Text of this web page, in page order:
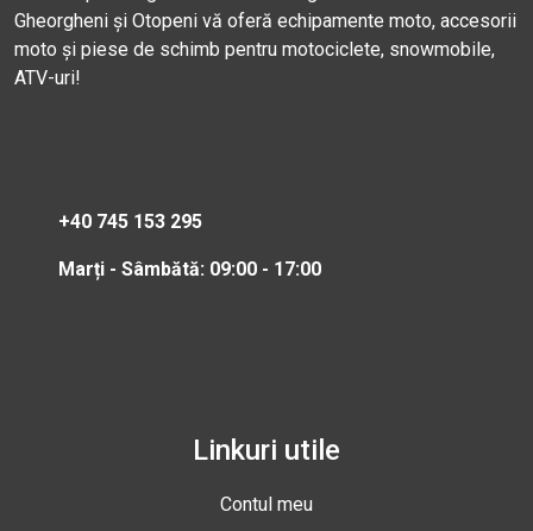
Gheorgheni și Otopeni vă oferă echipamente moto, accesorii
moto și piese de schimb pentru motociclete, snowmobile,
ATV-uri!
+40 745 153 295
Marți - Sâmbătă: 09:00 - 17:00
Linkuri utile
Contul meu